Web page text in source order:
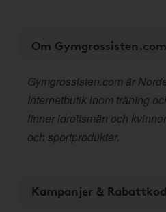
Om Gymgrossisten.com
Gymgrossisten.com är
Internetbutik inom träning
finner idrottsmän och
och sportprodukter.
Kampanjer &